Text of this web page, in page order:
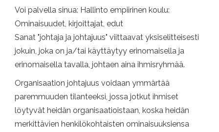
Voi palvella sinua: Hallinto empiirinen koulu:
Ominaisuudet, kirjoittajat, edut
Sanat "johtaja ja johtajuus" viittaavat yksiselitteisesti
jokuin, joka on ja/tai käyttäytyy erinomaisella ja
erinomaisella tavalla, johtaen aina ihmisryhmää.
Organisaation johtajuus voidaan ymmärtää
paremmuuden tilanteeksi, jossa jotkut ihmiset
löytyvät heidän organisaatioistaan, koska heidän
merkittävien henkilökohtaisten ominaisuuksiensa